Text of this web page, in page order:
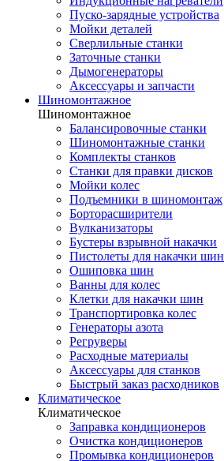
Пуско-зарядные устройства
Мойки деталей
Сверлильные станки
Заточные станки
Дымогенераторы
Аксессуары и запчасти
Шиномонтажное
Шиномонтажное
Балансировочные станки
Шиномонтажные станки
Комплекты станков
Станки для правки дисков
Мойки колес
Подъемники в шиномонтаж
Борторасширители
Вулканизаторы
Бустеры взрывной накачки
Пистолеты для накачки шин
Ошиповка шин
Ванны для колес
Клетки для накачки шин
Транспортировка колес
Генераторы азота
Регруверы
Расходные материалы
Аксессуары для станков
Быстрый заказ расходников
Климатическое
Климатическое
Заправка кондиционеров
Очистка кондиционеров
Промывка кондиционеров